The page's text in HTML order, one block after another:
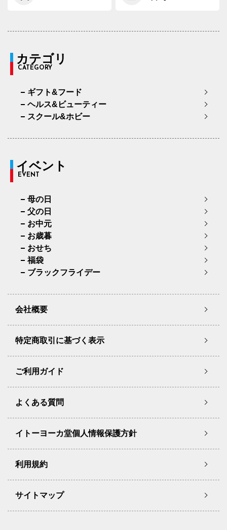
カテゴリ
CATEGORY
ギフト&フード
ヘルス&ビューティー
スクール&ホビー
イベント
EVENT
母の日
父の日
お中元
お歳暮
おせち
福袋
ブラックフライデー
会社概要
特定商取引に基づく表示
ご利用ガイド
よくある質問
イトーヨーカ堂個人情報保護方針
利用規約
サイトマップ